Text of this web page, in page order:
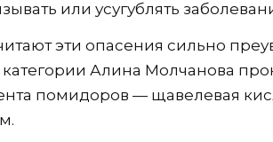
или усугублять
эти опасения сильно
Алина Молчанова
помидоров — щавелевая